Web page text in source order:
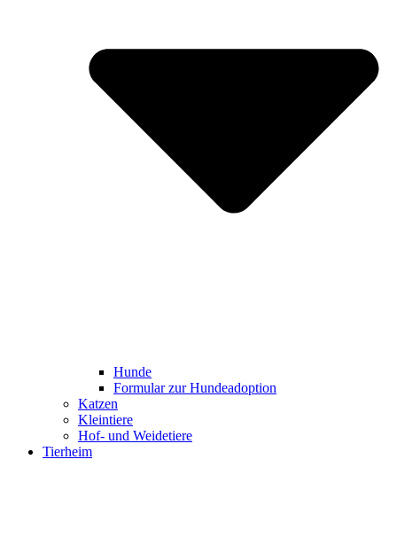
Hunde
Formular zur Hundeadoption
Katzen
Kleintiere
Hof- und Weidetiere
Tierheim